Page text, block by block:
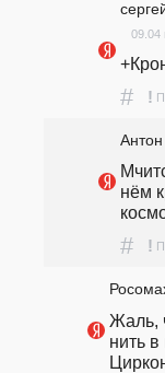
09.04
# !
нём
# !
Жаль,
нить